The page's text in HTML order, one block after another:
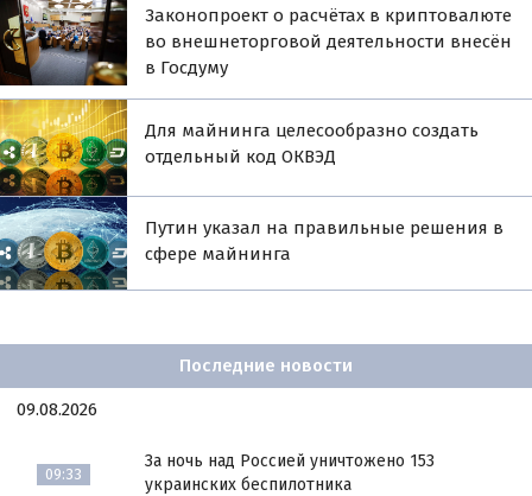
Законопроект о расчётах в криптовалюте
во внешнеторговой деятельности внесён
в Госдуму
Для майнинга целесообразно создать
отдельный код ОКВЭД
Путин указал на правильные решения в
сфере майнинга
Последние новости
09.08.2026
09:33
За ночь над Россией уничтожено 153
украинских беспилотника